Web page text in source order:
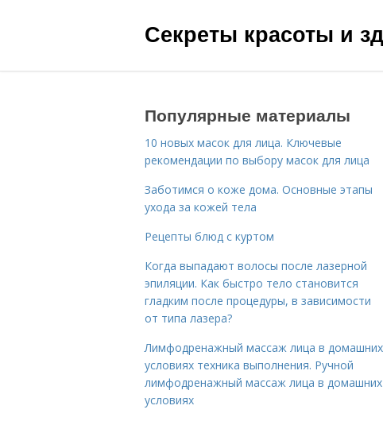
Секреты красоты и
Популярные материалы
10 новых масок для лица. Ключевые
рекомендации по выбору масок для лица
Заботимся о коже дома. Основные этапы
ухода за кожей тела
Рецепты блюд с куртом
Когда выпадают волосы после лазерной
эпиляции. Как быстро тело становится
гладким после процедуры, в зависимости
от типа лазера?
Лимфодренажный массаж лица в домашних
условиях техника выполнения. Ручной
лимфодренажный массаж лица в домашних
условиях